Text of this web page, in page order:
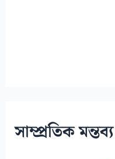
সাম্প্রতিক মন্তব্য